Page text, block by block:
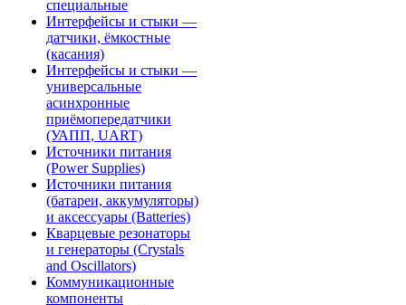
специальные
Интерфейсы и стыки —
датчики, ёмкостные
(касания)
Интерфейсы и стыки —
универсальные
асинхронные
приёмопередатчики
(УАПП, UART)
Источники питания
(Power Supplies)
Источники питания
(батареи, аккумуляторы)
и аксессуары (Batteries)
Кварцевые резонаторы
и генераторы (Crystals
and Oscillators)
Коммуникационные
компоненты